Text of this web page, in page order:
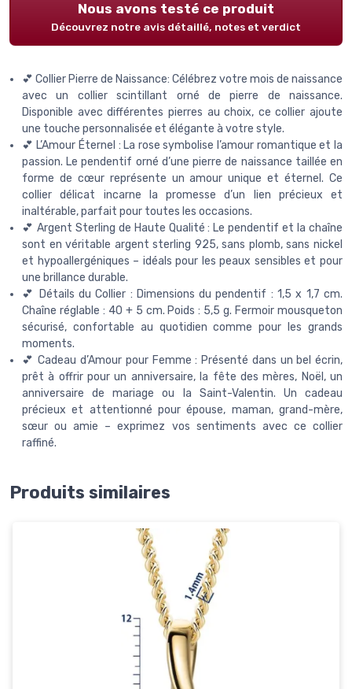
Nous avons testé ce produit
Découvrez notre avis détaillé, notes et verdict
💕 Collier Pierre de Naissance: Célébrez votre mois de naissance
avec un collier scintillant orné de pierre de naissance.
Disponible avec différentes pierres au choix, ce collier ajoute
une touche personnalisée et élégante à votre style.
💕 L’Amour Éternel : La rose symbolise l’amour romantique et la
passion. Le pendentif orné d’une pierre de naissance taillée en
forme de cœur représente un amour unique et éternel. Ce
collier délicat incarne la promesse d’un lien précieux et
inaltérable, parfait pour toutes les occasions.
💕 Argent Sterling de Haute Qualité : Le pendentif et la chaîne
sont en véritable argent sterling 925, sans plomb, sans nickel
et hypoallergéniques – idéals pour les peaux sensibles et pour
une brillance durable.
💕 Détails du Collier : Dimensions du pendentif : 1,5 x 1,7 cm.
Chaîne réglable : 40 + 5 cm. Poids : 5,5 g. Fermoir mousqueton
sécurisé, confortable au quotidien comme pour les grands
moments.
💕 Cadeau d’Amour pour Femme : Présenté dans un bel écrin,
prêt à offrir pour un anniversaire, la fête des mères, Noël, un
anniversaire de mariage ou la Saint-Valentin. Un cadeau
précieux et attentionné pour épouse, maman, grand-mère,
sœur ou amie – exprimez vos sentiments avec ce collier
raffiné.
Produits similaires